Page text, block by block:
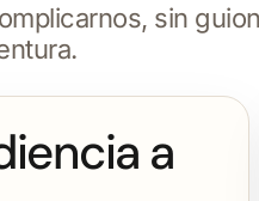
sin
a